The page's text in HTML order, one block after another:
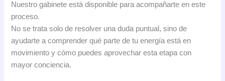
Nuestro gabinete está disponible para acompañarte en este
proceso.
No se trata solo de resolver una duda puntual, sino de
ayudarte a comprender qué parte de tu energía está en
movimiento y cómo puedes aprovechar esta etapa con
mayor conciencia.